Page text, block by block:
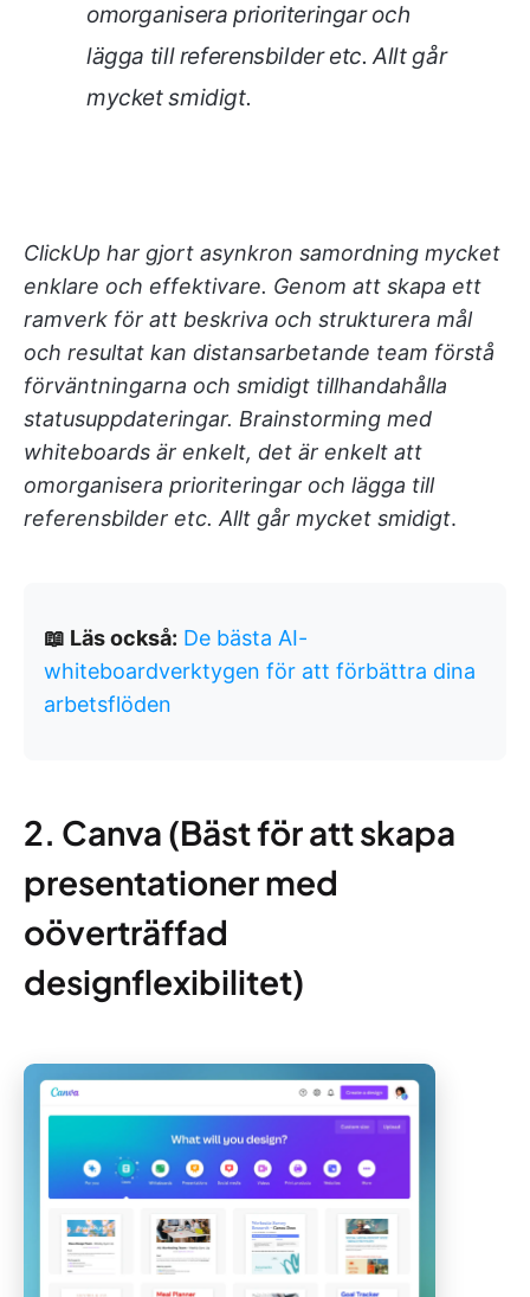
omorganisera prioriteringar och
lägga till referensbilder etc. Allt går
mycket smidigt.
ClickUp har gjort asynkron samordning mycket
enklare och effektivare. Genom att skapa ett
ramverk för att beskriva och strukturera mål
och resultat kan distansarbetande team förstå
förväntningarna och smidigt tillhandahålla
statusuppdateringar. Brainstorming med
whiteboards är enkelt, det är enkelt att
omorganisera prioriteringar och lägga till
referensbilder etc. Allt går mycket smidigt.
📖 Läs också: De bästa AI-
whiteboardverktygen för att förbättra dina
arbetsflöden
2. Canva (Bäst för att skapa
presentationer med
oöverträffad
designflexibilitet)